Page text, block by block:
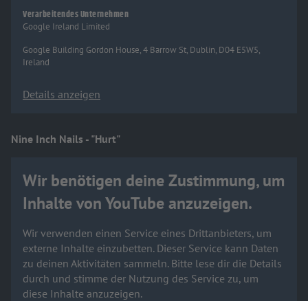
Verarbeitendes Unternehmen
Google Ireland Limited
Google Building Gordon House, 4 Barrow St, Dublin, D04 E5W5,
Ireland
Details anzeigen
Nine Inch Nails - "Hurt"
Wir benötigen deine Zustimmung, um
Inhalte von YouTube anzuzeigen.
Wir verwenden einen Service eines Drittanbieters, um
externe Inhalte einzubetten. Dieser Service kann Daten
zu deinen Aktivitäten sammeln. Bitte lese dir die Details
durch und stimme der Nutzung des Service zu, um
diese Inhalte anzuzeigen.